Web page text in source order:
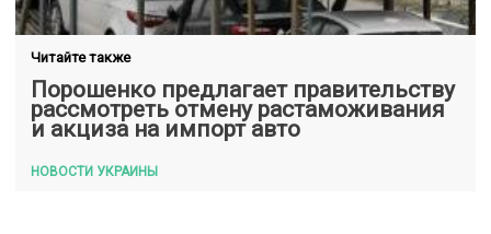
Читайте также
Порошенко предлагает правительству
рассмотреть отмену растаможивания
и акциза на импорт авто
НОВОСТИ УКРАИНЫ